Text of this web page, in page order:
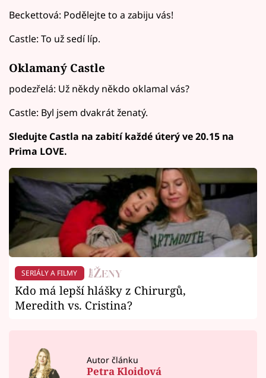
Beckettová: Podělejte to a zabiju vás!
Castle: To už sedí líp.
Oklamaný Castle
podezřelá: Už někdy někdo oklamal vás?
Castle: Byl jsem dvakrát ženatý.
Sledujte Castla na zabití každé úterý ve 20.15 na
Prima LOVE.
SERIÁLY A FILMY
Kdo má lepší hlášky z Chirurgů,
Meredith vs. Cristina?
Autor článku
Petra Kloidová